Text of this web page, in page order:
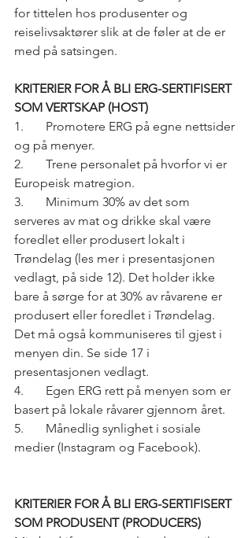
for tittelen hos produsenter og
reiselivsaktører slik at de føler at de er
med på satsingen.
KRITERIER FOR Å BLI ERG-SERTIFISERT
SOM VERTSKAP (HOST)
1.	Promotere ERG på egne nettsider
og på menyer.
2.	Trene personalet på hvorfor vi er
Europeisk matregion.
3.	Minimum 30% av det som
serveres av mat og drikke skal være
foredlet eller produsert lokalt i
Trøndelag (les mer i presentasjonen
vedlagt, på side 12). Det holder ikke
bare å sørge for at 30% av råvarene er
produsert eller foredlet i Trøndelag.
Det må også kommuniseres til gjest i
menyen din. Se side 17 i
presentasjonen vedlagt.
4.	Egen ERG rett på menyen som er
basert på lokale råvarer gjennom året.
5.	Månedlig synlighet i sosiale
medier (Instagram og Facebook).
KRITERIER FOR Å BLI ERG-SERTIFISERT
SOM PRODUSENT (PRODUCERS)